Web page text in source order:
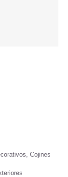
, Cojines